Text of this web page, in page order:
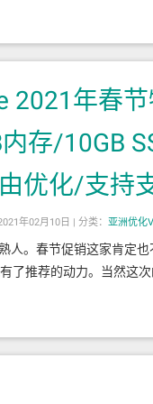
2021年春
存/10GB
优化/支持
年02月10日 | 分类： 亚洲优化
人。春节促销这家肯定
了推荐的动力。当然这